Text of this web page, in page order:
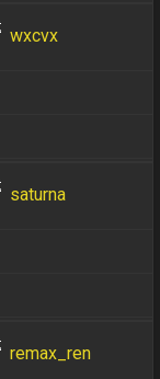
wxcvx
saturna
remax_ren